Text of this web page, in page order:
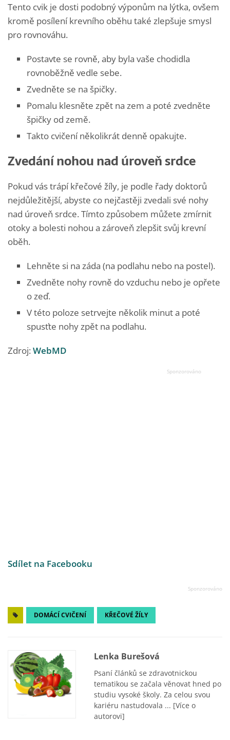
Tento cvik je dosti podobný výponům na lýtka, ovšem
kromě posílení krevního oběhu také zlepšuje smysl
pro rovnováhu.
Postavte se rovně, aby byla vaše chodidla
rovnoběžně vedle sebe.
Zvedněte se na špičky.
Pomalu klesněte zpět na zem a poté zvedněte
špičky od země.
Takto cvičení několikrát denně opakujte.
Zvedání nohou nad úroveň srdce
Pokud vás trápí křečové žíly, je podle řady doktorů
nejdůležitější, abyste co nejčastěji zvedali své nohy
nad úroveň srdce. Tímto způsobem můžete zmírnit
otoky a bolesti nohou a zároveň zlepšit svůj krevní
oběh.
Lehněte si na záda (na podlahu nebo na postel).
Zvedněte nohy rovně do vzduchu nebo je opřete
o zeď.
V této poloze setrvejte několik minut a poté
spusťte nohy zpět na podlahu.
Zdroj: WebMD
Sdílet na Facebooku
DOMÁCÍ CVIČENÍ KŘEČOVÉ ŽÍLY
Lenka Burešová
Psaní článků se zdravotnickou
tematikou se začala věnovat hned po
studiu vysoké školy. Za celou svou
kariéru nastudovala ... [Více o
autorovi]